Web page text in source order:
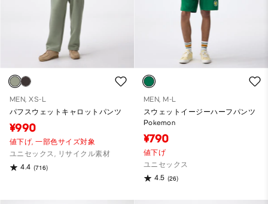
MEN, XS-L
パフスウェットキャロットパンツ
¥990
値下げ,一部色サイズ対象
ユニセックス, リサイクル素材
4.4 (716)
MEN, M-L
スウェットイージーハーフパンツ
Pokemon
¥790
値下げ
ユニセックス
4.5 (26)